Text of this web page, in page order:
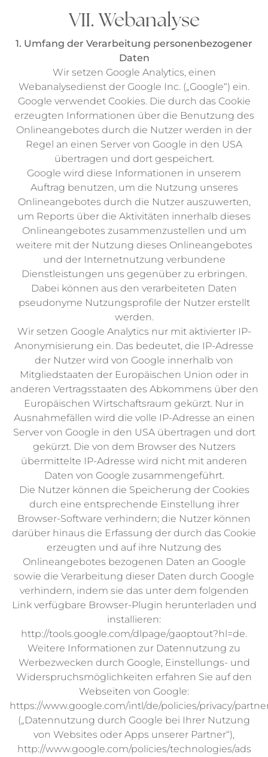
VII. Webanalyse
1. Umfang der Verarbeitung personenbezogener
Daten
Wir setzen Google Analytics, einen
Webanalysedienst der Google Inc. („Google“) ein.
Google verwendet Cookies. Die durch das Cookie
erzeugten Informationen über die Benutzung des
Onlineangebotes durch die Nutzer werden in der
Regel an einen Server von Google in den USA
übertragen und dort gespeichert.
Google wird diese Informationen in unserem
Auftrag benutzen, um die Nutzung unseres
Onlineangebotes durch die Nutzer auszuwerten,
um Reports über die Aktivitäten innerhalb dieses
Onlineangebotes zusammenzustellen und um
weitere mit der Nutzung dieses Onlineangebotes
und der Internetnutzung verbundene
Dienstleistungen uns gegenüber zu erbringen.
Dabei können aus den verarbeiteten Daten
pseudonyme Nutzungsprofile der Nutzer erstellt
werden.
Wir setzen Google Analytics nur mit aktivierter IP-
Anonymisierung ein. Das bedeutet, die IP-Adresse
der Nutzer wird von Google innerhalb von
Mitgliedstaaten der Europäischen Union oder in
anderen Vertragsstaaten des Abkommens über den
Europäischen Wirtschaftsraum gekürzt. Nur in
Ausnahmefällen wird die volle IP-Adresse an einen
Server von Google in den USA übertragen und dort
gekürzt. Die von dem Browser des Nutzers
übermittelte IP-Adresse wird nicht mit anderen
Daten von Google zusammengeführt.
Die Nutzer können die Speicherung der Cookies
durch eine entsprechende Einstellung ihrer
Browser-Software verhindern; die Nutzer können
darüber hinaus die Erfassung der durch das Cookie
erzeugten und auf ihre Nutzung des
Onlineangebotes bezogenen Daten an Google
sowie die Verarbeitung dieser Daten durch Google
verhindern, indem sie das unter dem folgenden
Link verfügbare Browser-Plugin herunterladen und
installieren:
http://tools.google.com/dlpage/gaoptout?hl=de.
Weitere Informationen zur Datennutzung zu
Werbezwecken durch Google, Einstellungs- und
Widerspruchsmöglichkeiten erfahren Sie auf den
Webseiten von Google:
https://www.google.com/intl/de/policies/privacy/
(„Datennutzung durch Google bei Ihrer Nutzung
von Websites oder Apps unserer Partner“),
http://www.google.com/policies/technologies/ads